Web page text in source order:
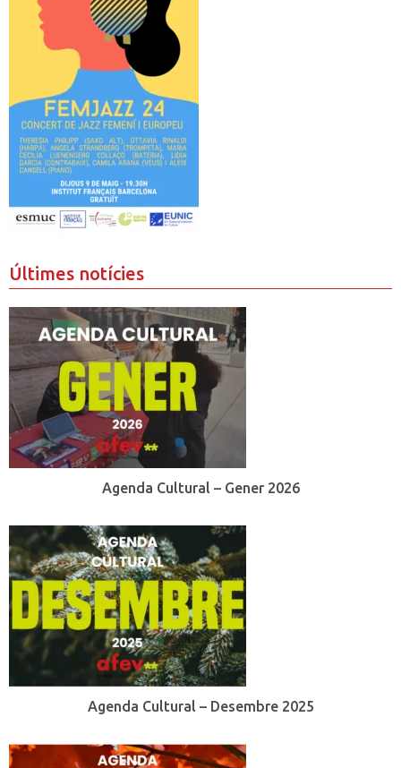
Últimes notícies
Agenda Cultural – Gener 2026
Agenda Cultural – Desembre 2025